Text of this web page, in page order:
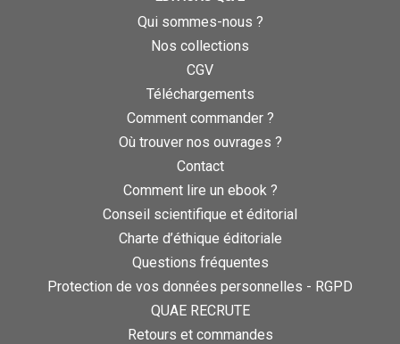
Qui sommes-nous ?
Nos collections
CGV
Téléchargements
Comment commander ?
Où trouver nos ouvrages ?
Contact
Comment lire un ebook ?
Conseil scientifique et éditorial
Charte d’éthique éditoriale
Questions fréquentes
Protection de vos données personnelles - RGPD
QUAE RECRUTE
Retours et commandes